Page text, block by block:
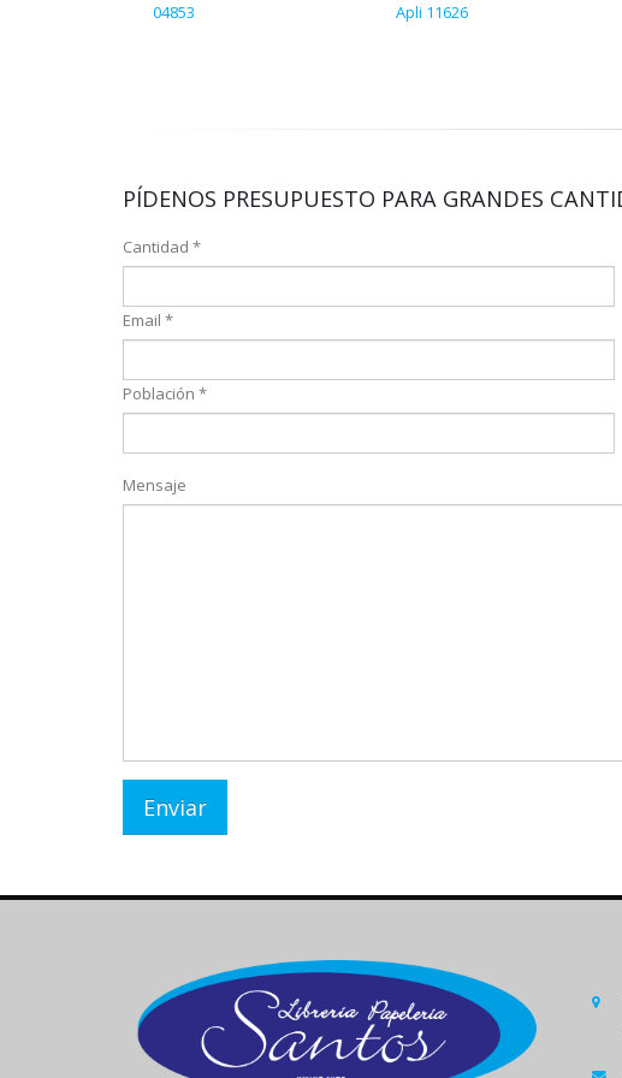
04853
Apli 11626
PÍDENOS PRESUPUESTO PARA GRANDES
Cantidad *
Email *
Población *
Mensaje